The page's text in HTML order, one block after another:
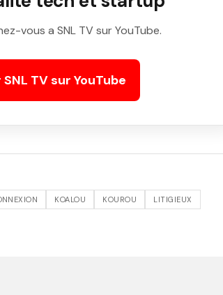
vous a SNL TV sur YouTube.
SNL TV sur YouTube
KOALOU KOUROU
LITIGIEUX